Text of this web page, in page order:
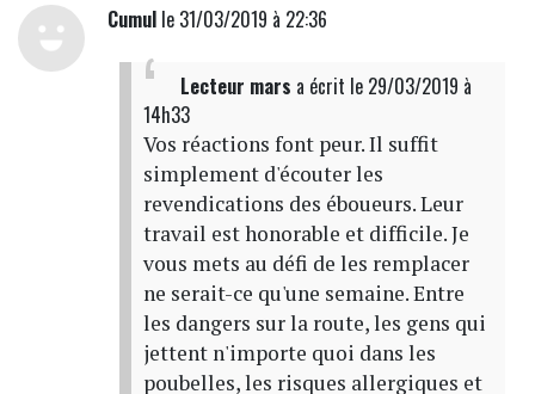
Cumulle 31/03/2019 à 22:36
Lecteur mars a écrit le 29/03/2019 à
14h33
Vos réactions font peur. Il suffit
simplement d'écouter les
revendications des éboueurs. Leur
travail est honorable et difficile. Je
vous mets au défi de les remplacer
ne serait-ce qu'une semaine. Entre
les dangers sur la route, les gens qui
jettent n'importe quoi dans les
poubelles, les risques allergiques et